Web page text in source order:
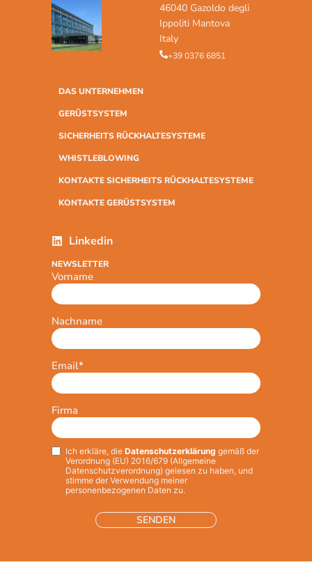
46040 Gazoldo degli
Ippoliti Mantova
Italy
+39 0376 6851
DAS UNTERNEHMEN
GERÜSTSYSTEM
SICHERHEITS RÜCKHALTESYSTEME
WHISTLEBLOWING
KONTAKTE SICHERHEITS RÜCKHALTESYSTEME
KONTAKTE GERÜSTSYSTEM
Linkedin
NEWSLETTER
Vorname
Nachname
Email*
Firma
Privacy*
Ich erkläre, die Datenschutzerklärung gemäß der
Verordnung (EU) 2016/679 (Allgemeine
Datenschutzverordnung) gelesen zu haben, und
stimme der Verwendung meiner
personenbezogenen Daten zu.